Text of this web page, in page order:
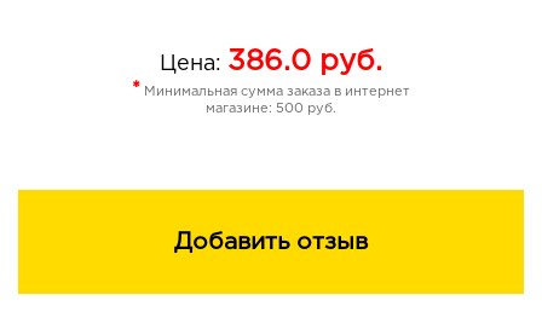
Цена: 386.0 руб.
* Минимальная сумма заказа в интернет
магазине: 500 руб.
Добавить отзыв